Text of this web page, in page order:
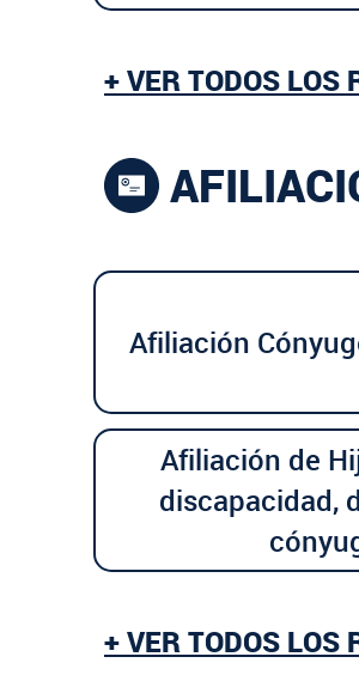
+ VER TODOS LOS
Afiliación
Afiliación de
discapacidad,
+ VER TODOS LOS